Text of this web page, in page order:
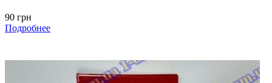
90 грн
Подробнее